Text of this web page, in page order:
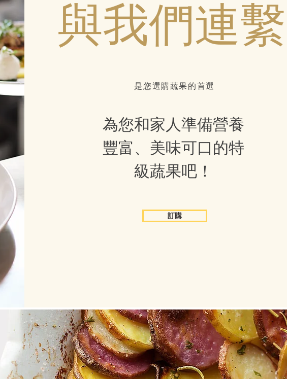
與我們連繫
是您選購蔬果的首選
為您和家人準備營養
豐富、美味可口的特
級蔬果吧！
訂購